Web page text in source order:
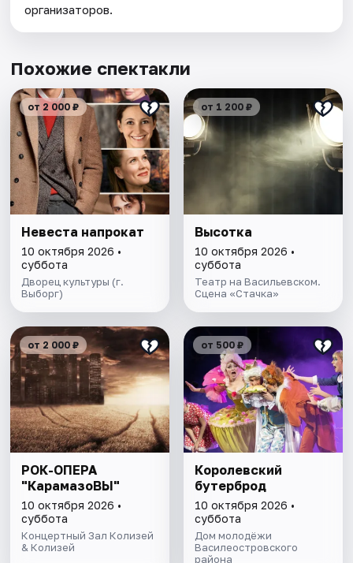
организаторов.
Похожие спектакли
от 2 000 ₽
Невеста напрокат
10 октября 2026 •
суббота
Дворец культуры (г.
Выборг)
от 1 200 ₽
Высотка
10 октября 2026 •
суббота
Театр на Васильевском.
Сцена «Стачка»
от 2 000 ₽
РОК-ОПЕРА
"КарамазоВЫ"
10 октября 2026 •
суббота
Концертный Зал Колизей
& Колизей
от 500 ₽
Королевский
бутерброд
10 октября 2026 •
суббота
Дом молодёжи
Василеостровского
района